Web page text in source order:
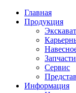
Главная
Продукция
Запчасти
Сервис
Информация